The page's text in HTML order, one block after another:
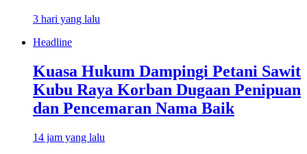
3 hari yang lalu
Headline
Kuasa Hukum Dampingi Petani Sawit
Kubu Raya Korban Dugaan Penipuan
dan Pencemaran Nama Baik
14 jam yang lalu